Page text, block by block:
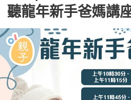
聽龍年新手爸媽講